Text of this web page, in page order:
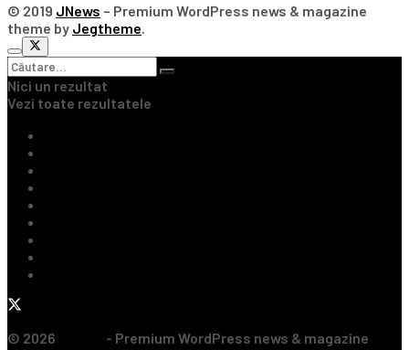
© 2019 JNews – Premium WordPress news & magazine
theme by Jegtheme
Nici un rezultat
Vezi toate rezultatele
© 2026
- Premium WordPress news & magazine